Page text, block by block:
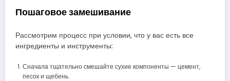
Пошаговое замешивание
Рассмотрим процесс при условии, что у вас есть все
ингредиенты и инструменты:
Сначала тщательно смешайте сухие компоненты — цемент,
песок и щебень.